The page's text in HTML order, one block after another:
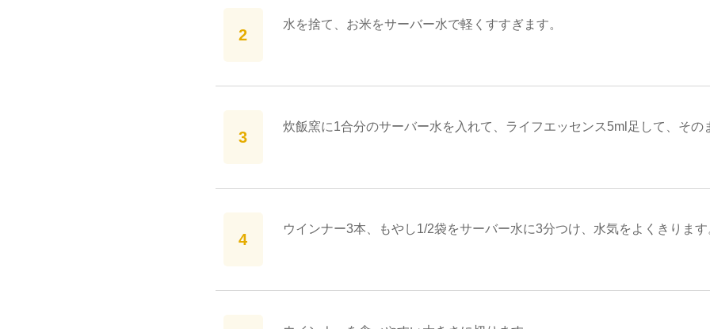
水を捨て、お米をサーバー水で軽くすすぎます。
炊飯窯に1合分のサーバー水を入れて、ライフエッセンス5ml足して、その
ウインナー3本、もやし1/2袋をサーバー水に3分つけ、水気をよくきります